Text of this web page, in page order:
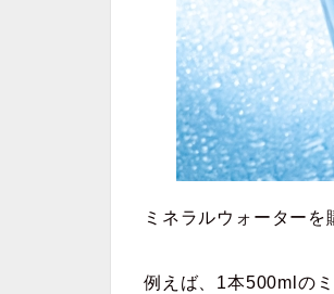
ミネラルウォーター
例えば、1本500mlの